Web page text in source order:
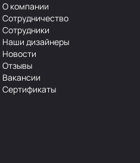
О компании
Сотрудничество
Сотрудники
Наши дизайнеры
Новости
Отзывы
Вакансии
Сертификаты